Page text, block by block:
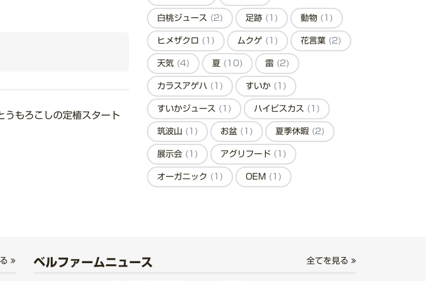
うもろこしの定植スタート
白桃ジュース (2) 足跡 (1) 動物 (1)
ヒメザクロ (1) ムクゲ (1) 花言葉 (2)
天気 (4) 夏 (10) 雷 (2)
カラスアゲハ (1) すいか (1)
すいかジュース (1) ハイビスカス (1)
筑波山 (1) お盆 (1) 夏季休暇 (2)
展示会 (1) アグリフード (1)
オーガニック (1) OEM (1)
ベルファームニュース 全てを見る